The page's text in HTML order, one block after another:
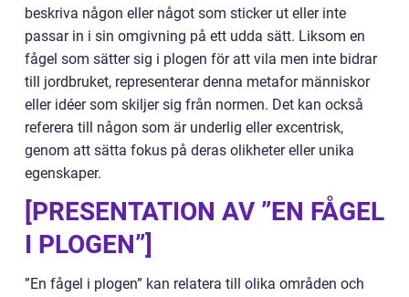
beskriva någon eller något som sticker ut eller inte
passar in i sin omgivning på ett udda sätt. Liksom en
fågel som sätter sig i plogen för att vila men inte bidrar
till jordbruket, representerar denna metafor människor
eller idéer som skiljer sig från normen. Det kan också
referera till någon som är underlig eller excentrisk,
genom att sätta fokus på deras olikheter eller unika
egenskaper.
[PRESENTATION AV ”EN FÅGEL
I PLOGEN”]
”En fågel i plogen” kan relatera till olika områden och